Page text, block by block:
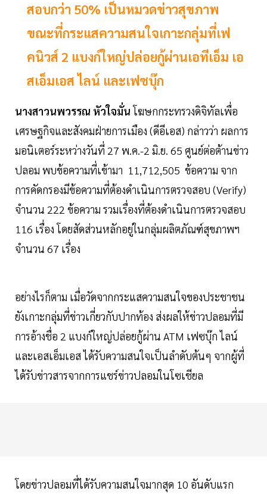
สอบกว่า 50% เป็นหมวดข่าวสุขภาพ
ขณะที่กระแสความสนใจเกาะกลุ่มที่เฟ
คนิวส์ 2 แบงก์ใหญ่ปล่อยกู้ผ่านเอทีเอ็ม เอ
สเอ็มเอส ไลน์ และเฟซบุ๊ก
นางสาวนพวรรณ หัวใจมั่นโฆษกกระทรวงดิจิทัลเพื่อ
เศรษฐกิจและสังคมฝ่ายการเมือง (ดีอีเอส) กล่าวว่า ผลการ
มอนิเตอร์ระหว่างวันที่ 27 พ.ค.-2 มิ.ย. 65 ศูนย์ต่อต้านข่าว
ปลอม พบข้อความที่เข้ามา 11,712,505 ข้อความ จาก
การคัดกรองมีข้อความที่ต้องดำเนินการตรวจสอบ (Verify)
จำนวน 222 ข้อความ รวมเรื่องที่ต้องดำเนินการตรวจสอบ
116 เรื่อง โดยสัดส่วนหลักอยู่ในกลุ่มผลิตภัณฑ์สุขภาพฯ
จำนวน 67 เรื่อง
อย่างไรก็ตาม เมื่อวัดจากกระแสความสนใจของประชาชน
ยังเกาะกลุ่มที่ข่าวเกี่ยวกับปากท้อง ส่งผลให้ข่าวปลอมที่มี
การอ้างชื่อ 2 แบงก์ใหญ่ปล่อยกู้ผ่าน ATM เฟซบุ๊ก ไลน์
และเอสเอ็มเอส ได้รับความสนใจเป็นลำดับต้นๆ จากผู้ที่
ได้รับข่าวสารจากการแชร์ข่าวปลอมในโซเชียล
โดยข่าวปลอมที่ได้รับความสนใจมากสุด 10 อันดับแรก